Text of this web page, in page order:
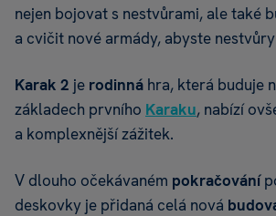
nejen bojovat s nestvůrami, ale také
a cvičit nové armády, abyste
Karak 2 je rodinná hra, která buduje
základech prvního Karaku, nabízí
a komplexnější zážitek.
V dlouho očekávaném pokračování
deskovky je přidaná celá nová